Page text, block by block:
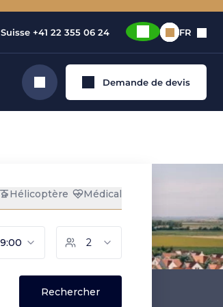
Suisse +41 22 355 06 24 FR
Rechercher Demande de devis